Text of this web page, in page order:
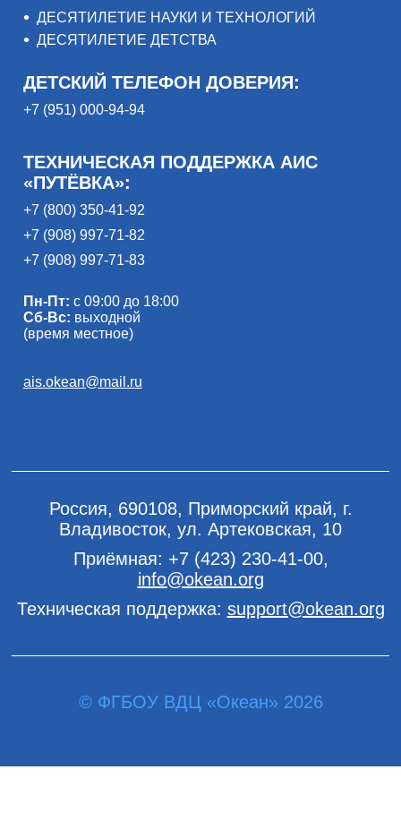
ДЕСЯТИЛЕТИЕ НАУКИ И ТЕХНОЛОГИЙ
ДЕСЯТИЛЕТИЕ ДЕТСТВА
ДЕТСКИЙ ТЕЛЕФОН ДОВЕРИЯ:
+7 (951) 000-94-94
ТЕХНИЧЕСКАЯ ПОДДЕРЖКА АИС
«ПУТЁВКА»:
+7 (800) 350-41-92
+7 (908) 997-71-82
+7 (908) 997-71-83
Пн-Пт: с 09:00 до 18:00
Сб-Вс: выходной
(время местное)
ais.okean@mail.ru
Россия, 690108, Приморский край, г.
Владивосток, ул. Артековская, 10
Приёмная: +7 (423) 230-41-00,
info@okean.org
Техническая поддержка: support@okean.org
© ФГБОУ ВДЦ «Океан» 2026